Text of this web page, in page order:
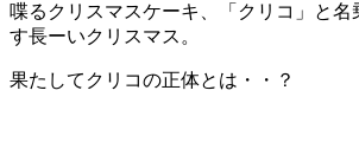
喋るクリスマスケーキ、「クリコ」と名
す長ーいクリスマス。
果たしてクリコの正体とは・・？